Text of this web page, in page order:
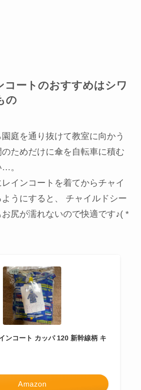
コートのおすすめはシワ
の
庭を通り抜けて教室に向かう
ためだけに傘を自転車に積む
。
インコートを着てからチャイ
うにすると、 チャイルドシー
お尻が濡れないので快適です♪( *
ンコート カッパ 120 新幹線柄 キ
Amazon